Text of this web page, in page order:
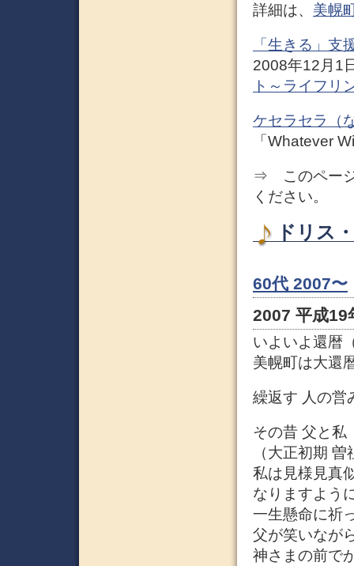
詳細は、 美幌
「生きる」
2008年12月1
ト～ライフリ
ケセラセラ（
「Whatever
⇒ このページ
ください。
ドリス
60代 2007〜
2007 平成19
いよいよ還暦
美幌町は大
繰返す 人の
その昔 父と私
（大正初期
私は見様見真
なりますよう
一生懸命に祈
父が笑いなが
神さまの前で